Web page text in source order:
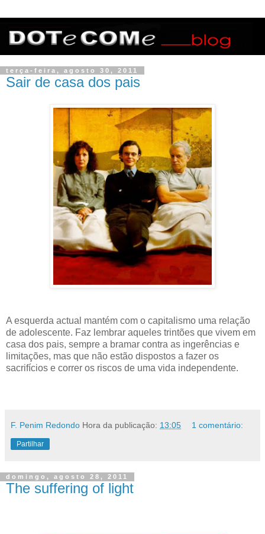
terça-feira, agosto 30, 2011
Sair de casa dos pais
A esquerda actual mantém com o capitalismo uma relação
de adolescente. Faz lembrar aqueles trintões que vivem em
casa dos pais, sempre a bramar contra as ingerências e
limitações, mas que não estão dispostos a fazer os
sacrifícios e correr os riscos de uma vida independente.
F. Penim Redondo Hora da publicação: 13:05 1 comentário:
Partilhar
domingo, agosto 28, 2011
The suffering of light